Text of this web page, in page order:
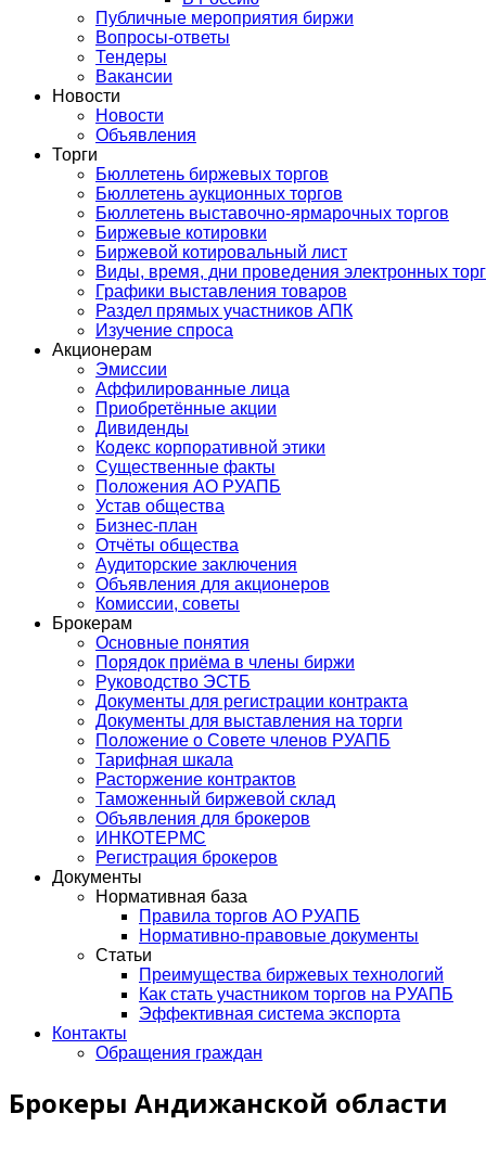
Публичные мероприятия биржи
Вопросы-ответы
Тендеры
Вакансии
Новости
Новости
Объявления
Торги
Бюллетень биржевых торгов
Бюллетень аукционных торгов
Бюллетень выставочно-ярмарочных торгов
Биржевые котировки
Биржевой котировальный лист
Виды, время, дни проведения электронных
Графики выставления товаров
Раздел прямых участников АПК
Изучение спроса
Акционерам
Эмиссии
Аффилированные лица
Приобретённые акции
Дивиденды
Кодекс корпоративной этики
Существенные факты
Положения АО РУАПБ
Устав общества
Бизнес-план
Отчёты общества
Аудиторские заключения
Объявления для акционеров
Комиссии, советы
Брокерам
Основные понятия
Порядок приёма в члены биржи
Руководство ЭСТБ
Документы для регистрации контракта
Документы для выставления на торги
Положение о Совете членов РУАПБ
Тарифная шкала
Расторжение контрактов
Таможенный биржевой склад
Объявления для брокеров
ИНКОТЕРМС
Регистрация брокеров
Документы
Нормативная база
Правила торгов АО РУАПБ
Нормативно-правовые документы
Статьи
Преимущества биржевых технологий
Как стать участником торгов на РУАПБ
Эффективная система экспорта
Контакты
Обращения граждан
Брокеры Андижанской области